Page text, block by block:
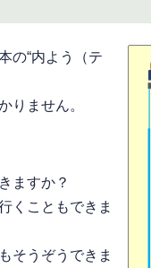
の“内よう（テ
りません。
ますか？
くこともできま
そうぞうできま